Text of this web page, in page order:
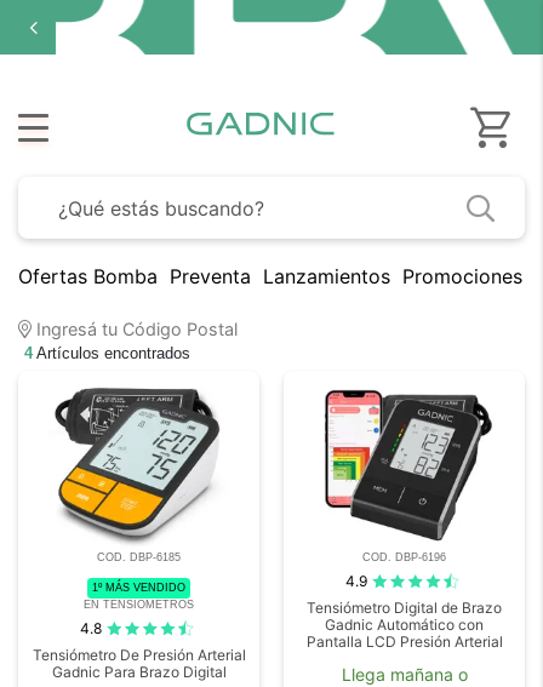
Ofertas Bomba Preventa Lanzamientos Promociones
Ingresá tu Código Postal
4Artículos encontrados
COD. DBP-6185
1º MÁS VENDIDO
EN TENSIOMETROS
4.8
Tensiómetro De Presión Arterial
Gadnic Para Brazo Digital
COD. DBP-6196
4.9
Tensiómetro Digital de Brazo
Gadnic Automático con
Pantalla LCD Presión Arterial
Llega mañana o